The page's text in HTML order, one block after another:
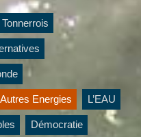
Autres Energies L’EAU
Démocratie